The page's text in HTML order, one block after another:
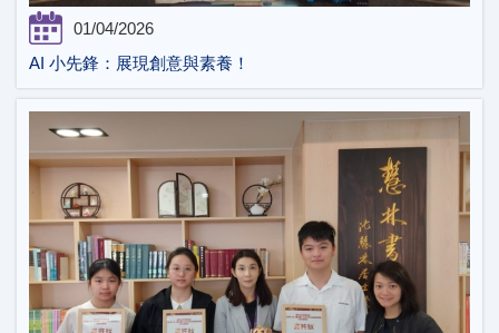
01/04/2026
AI 小先鋒：展現創意與素養！